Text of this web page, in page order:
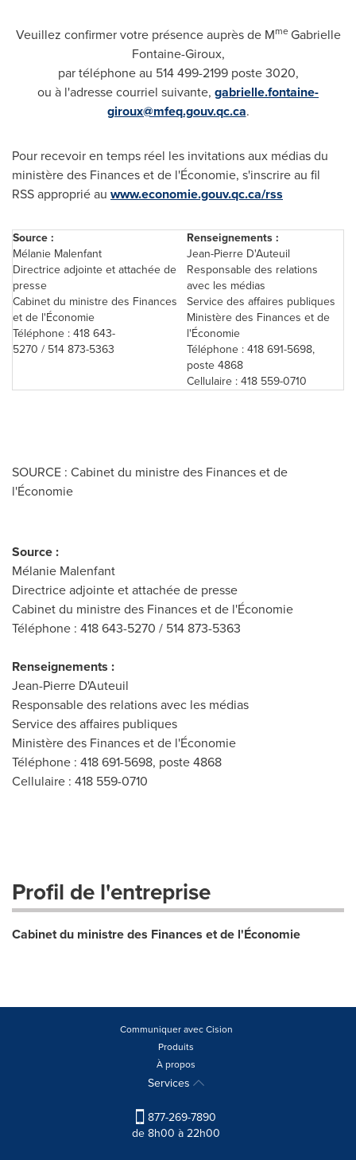
Veuillez confirmer votre présence auprès de MmeGabrielle
Fontaine-Giroux,
par téléphone au 514 499-2199 poste 3020,
ou à l'adresse courriel suivante, gabrielle.fontaine-
giroux@mfeq.gouv.qc.ca.
Pour recevoir en temps réel les invitations aux médias du
ministère des Finances et de l'Économie, s'inscrire au fil
RSS approprié au www.economie.gouv.qc.ca/rss
Source :
Mélanie Malenfant
Directrice adjointe et attachée de
presse
Cabinet du ministre des Finances
et de l'Économie
Téléphone : 418 643-
5270 / 514 873-5363
Renseignements :
Jean-Pierre D'Auteuil
Responsable des relations
avec les médias
Service des affaires publiques
Ministère des Finances et de
l'Économie
Téléphone : 418 691-5698,
poste 4868
Cellulaire : 418 559-0710
SOURCE : Cabinet du ministre des Finances et de
l'Économie
Source :
Mélanie Malenfant
Directrice adjointe et attachée de presse
Cabinet du ministre des Finances et de l'Économie
Téléphone : 418 643-5270 / 514 873-5363
Renseignements :
Jean-Pierre D'Auteuil
Responsable des relations avec les médias
Service des affaires publiques
Ministère des Finances et de l'Économie
Téléphone : 418 691-5698, poste 4868
Cellulaire : 418 559-0710
Profil de l'entreprise
Cabinet du ministre des Finances et de l'Économie
Communiquer avec Cision
Produits
À propos
Services
877-269-7890
de 8h00 à 22h00